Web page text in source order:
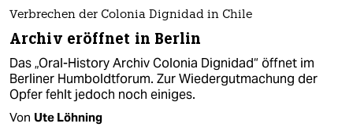
Verbrechen der Colonia Dignidad in Chile
Archiv eröffnet in Berlin
Das „Oral-History Archiv Colonia Dignidad“ öffnet im
Berliner Humboldtforum. Zur Wiedergutmachung der
Opfer fehlt jedoch noch einiges.
Von Ute Löhning